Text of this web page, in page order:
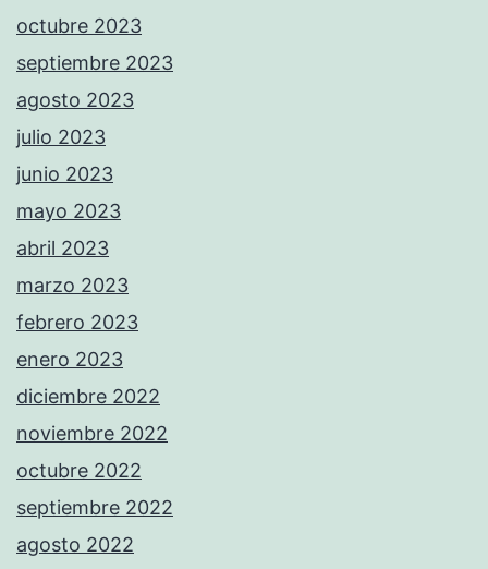
octubre 2023
septiembre 2023
agosto 2023
julio 2023
junio 2023
mayo 2023
abril 2023
marzo 2023
febrero 2023
enero 2023
diciembre 2022
noviembre 2022
octubre 2022
septiembre 2022
agosto 2022